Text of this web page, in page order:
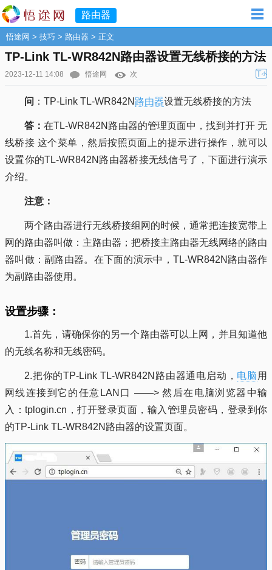
路由器
悟途网 > 技巧 > 路由器 > 正文
TP-Link TL-WR842N路由器设置无线桥接的方法
2023-12-11 14:08 悟途网 次 T小
问 ：TP-Link TL-WR842N 路由器设置无线桥接的方法
答：在TL-WR842N路由器的管理页面中，找到并打开 无
线桥接 这个菜单，然后按照页面上的提示进行操作，就可以
设置你的TL-WR842N路由器桥接无线信号了，下面进行演示
介绍。
注意：
两个路由器进行无线桥接组网的时候，通常把连接宽带上
网的路由器叫做：主路由器；把桥接主路由器无线网络的路由
器叫做：副路由器。在下面的演示中，TL-WR842N路由器作
为副路由器使用。
设置步骤：
1.首先，请确保你的另一个路由器可以上网，并且知道他
的无线名称和无线密码。
2.把你的TP-Link TL-WR842N路由器通电启动， 电脑 用
网线连接到它的任意LAN口 ——> 然后在电脑浏览器中输
入：tplogin.cn，打开登录页面，输入管理员密码，登录到你
的TP-Link TL-WR842N路由器的设置页面。